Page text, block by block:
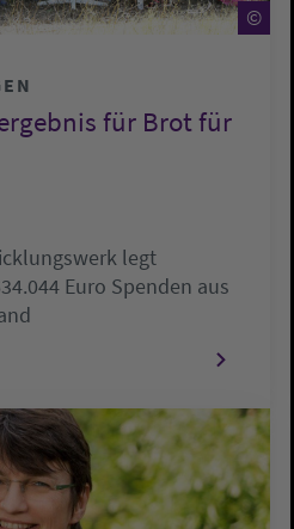
©
©
für Brot für
legt
Euro Spenden aus